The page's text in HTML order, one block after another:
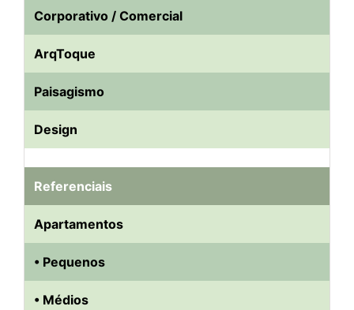
Corporativo / Comercial
ArqToque
Paisagismo
Design
Referenciais
Apartamentos
• Pequenos
• Médios